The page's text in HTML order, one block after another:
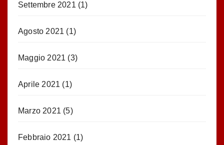
Settembre 2021 (1)
Agosto 2021 (1)
Maggio 2021 (3)
Aprile 2021 (1)
Marzo 2021 (5)
Febbraio 2021 (1)